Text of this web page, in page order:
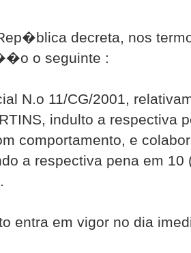
decreta, nos
o seguinte :
N.o 11/CG/2001,
indulto a respectiva
comportamento, e
a respectiva pena em 10
entra em vigor no dia